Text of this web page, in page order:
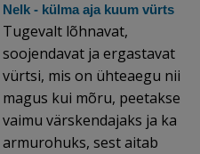
Nelk - külma aja kuum vürts
Tugevalt lõhnavat,
soojendavat ja ergastavat
vürtsi, mis on ühteaegu nii
magus kui mõru, peetakse
vaimu värskendajaks ja ka
armurohuks, sest aitab